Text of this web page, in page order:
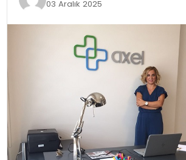
03 Aralık 2025